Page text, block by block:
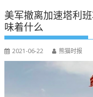
美军撤离加速塔利
味着什么
2021-06-22 熊猫时报